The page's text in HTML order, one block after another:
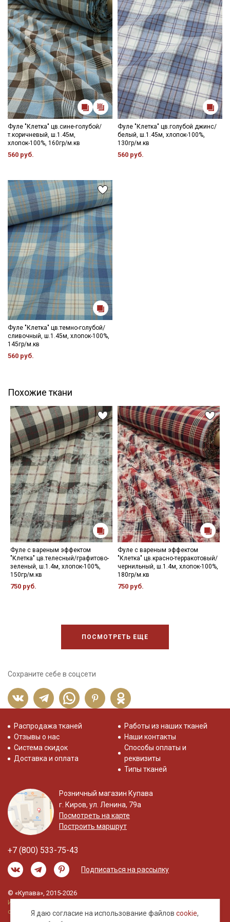
Фуле "Клетка" цв.сине-голубой/
т.коричневый, ш.1.45м,
хлопок-100%, 160гр/м.кв
560 руб.
Фуле "Клетка" цв.голубой джинс/
белый, ш.1.45м, хлопок-100%,
130гр/м.кв
560 руб.
Фуле "Клетка" цв.темно-голубой/
сливочный, ш.1.45м, хлопок-100%,
145гр/м.кв
560 руб.
Похожие ткани
Фуле с вареным эффектом
"Клетка" цв.телесный/графитово-
зеленый, ш.1.4м, хлопок-100%,
150гр/м.кв
750 руб.
Фуле с вареным эффектом
"Клетка" цв.красно-терракотовый/
чернильный, ш.1.4м, хлопок-100%,
180гр/м.кв
750 руб.
ПОСМОТРЕТЬ ЕЩЕ
Сохраните себе в соцсети
Я даю согласие на использование файловcookie,
Распродажа тканей
Отзывы о нас
Система скидок
Доставка и оплата
Работы из наших тканей
Наши контакты
Способы оплаты и
реквизиты
Типы тканей
Розничный магазин Купава
г. Киров, ул. Ленина, 79а
Посмотреть на карте
Построить маршрут
+7 (800) 533-75-43
Подписаться на рассылку
© «Купава», 2015-2026
Информация на сайте не является публичной
офертой.